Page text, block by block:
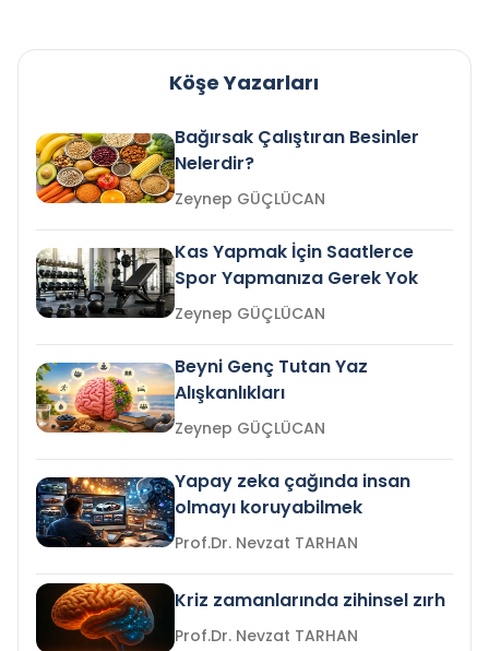
Köşe Yazarları
Bağırsak Çalıştıran Besinler
Nelerdir?
Zeynep GÜÇLÜCAN
Kas Yapmak İçin Saatlerce
Spor Yapmanıza Gerek Yok
Zeynep GÜÇLÜCAN
Beyni Genç Tutan Yaz
Alışkanlıkları
Zeynep GÜÇLÜCAN
Yapay zeka çağında insan
olmayı koruyabilmek
Prof.Dr. Nevzat TARHAN
Kriz zamanlarında zihinsel zırh
Prof.Dr. Nevzat TARHAN